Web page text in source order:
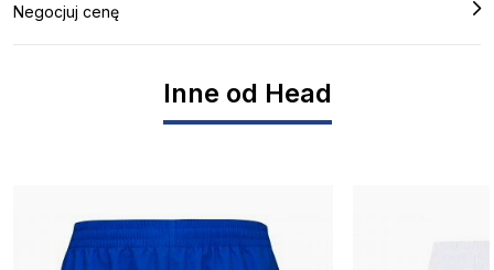
Negocjuj cenę
Inne od Head